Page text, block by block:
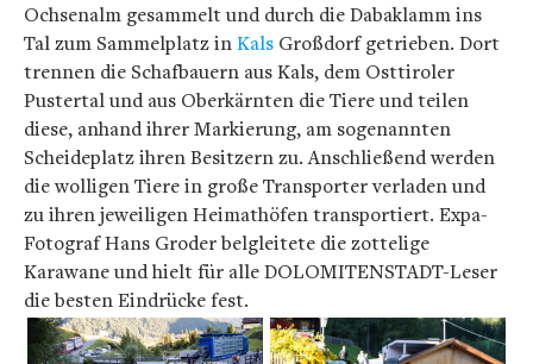
Ochsenalm gesammelt und durch die Dabaklamm ins
Tal zum Sammelplatz inKals Großdorf getrieben. Dort
trennen die Schafbauern aus Kals, dem Osttiroler
Pustertal und aus Oberkärnten die Tiere und teilen
diese, anhand ihrer Markierung, am sogenannten
Scheideplatz ihren Besitzern zu. Anschließend werden
die wolligen Tiere in große Transporter verladen und
zu ihren jeweiligen Heimathöfen transportiert. Expa-
Fotograf Hans Groder belgleitete die zottelige
Karawane und hielt für alle DOLOMITENSTADT-Leser
die besten Eindrücke fest.